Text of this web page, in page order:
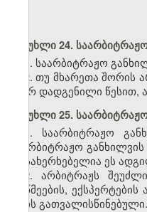
მუხლი 24.
1. საარბიტრაჟო
2. თუ მხარეთა შორის
მიერ დადგენილი წესით,
მუხლი 25.
1. საარბიტრაჟო
საარბიტრაჟო
მოსახერხებელია ეს
2. არბიტრაჟს
მოწმეების,
არის გათვალისწინებული.